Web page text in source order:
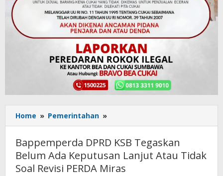
Home » Pemerintahan »
DPRD
Tegaskan
Belum
Ada
Bappemperda DPRD KSB Tegaskan
Belum Ada Keputusan Lanjut Atau Tidak
Soal Revisi PERDA Miras